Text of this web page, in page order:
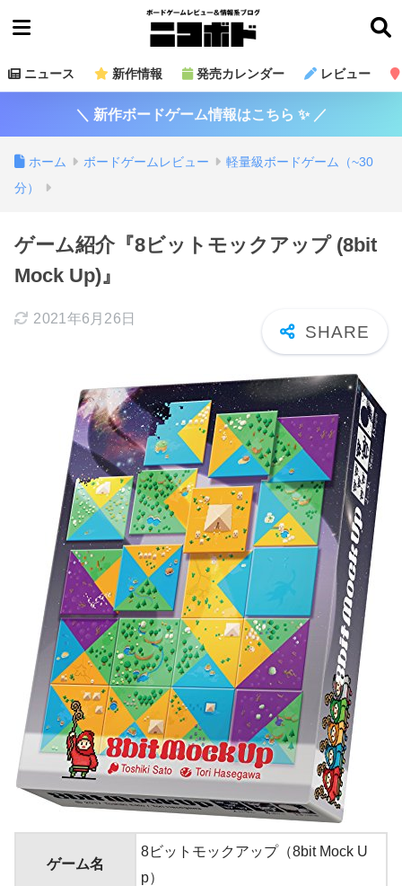
ニュース 新作情報 発売カレンダー レビュー
＼ 新作ボードゲーム情報はこちら ✨ ／
ホーム ボードゲームレビュー
軽量級ボードゲーム（~30
分）
ゲーム紹介『8ビットモックアップ (8bit
Mock Up)』
2021年6月26日
ゲーム名
8ビットモックアップ（8bit Mock U
p）